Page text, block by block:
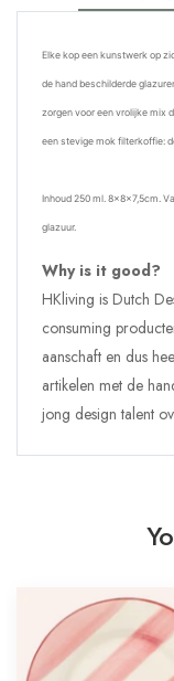
Elke kop een kunstwerk op
de hand beschilderde
zorgen voor een vrolijke mix
een stevige mok filterkoffie:
Inhoud 250 ml. 8x8x7,5cm .
glazuur.
Why is it good?
HKliving is Dutch
consuming
aanschaft en dus
artikelen met de
jong design talent